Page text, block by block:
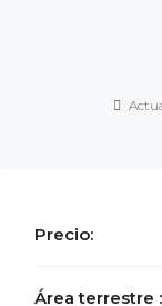
Precio:
Área terrestre :